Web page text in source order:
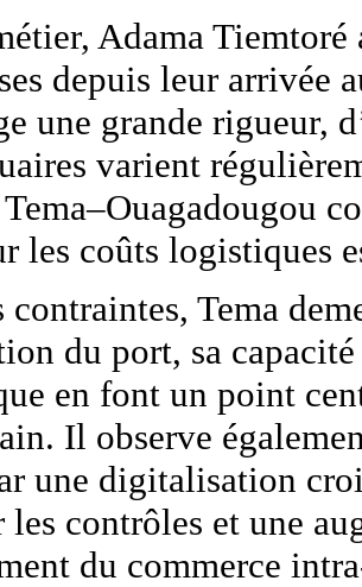
Adama
depuis leur arrivée
une grande rigueur,
varient
les coûts logistiques
contraintes, Tema
du port, sa
en font un point
Il observe
une digitalisation
les contrôles et une
du commerce